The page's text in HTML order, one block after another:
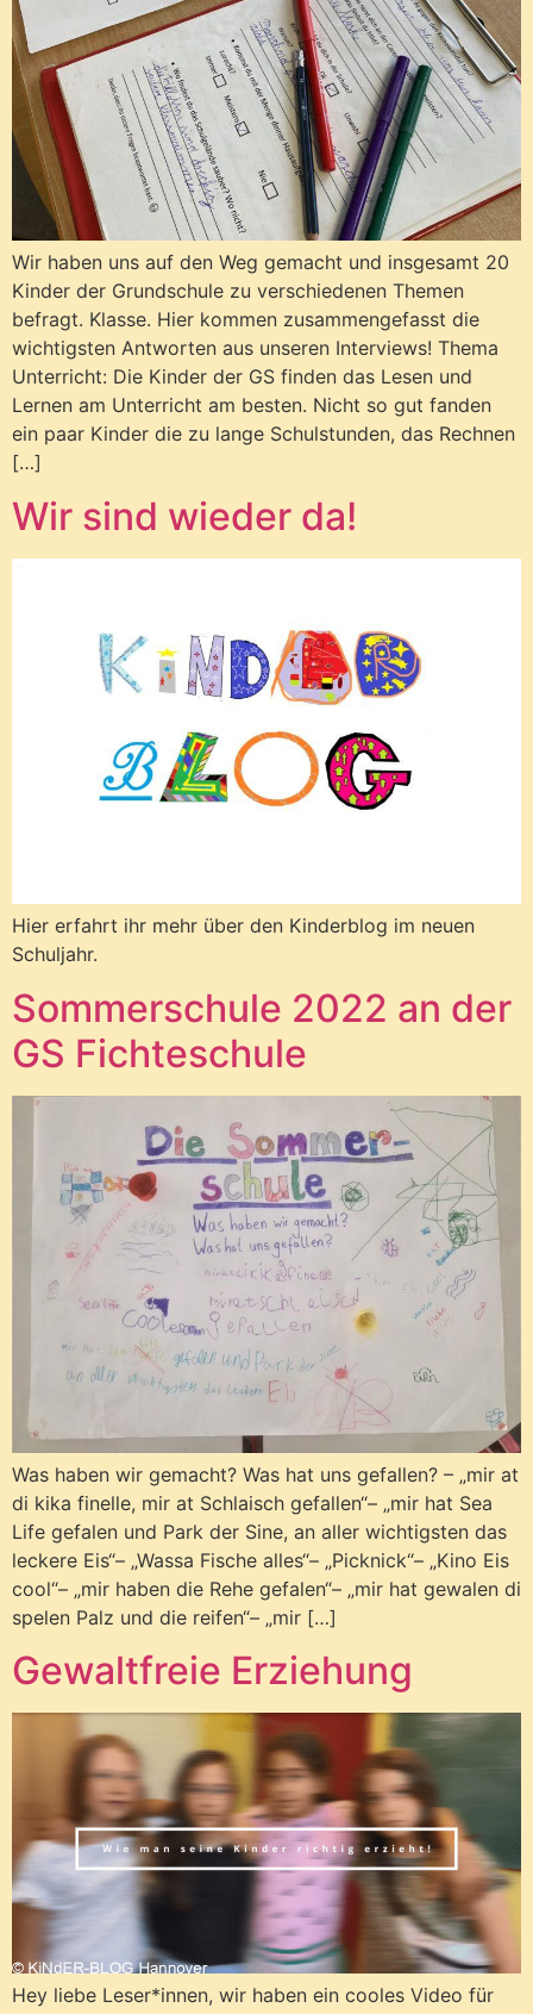
Wir haben uns auf den Weg gemacht und insgesamt 20
Kinder der Grundschule zu verschiedenen Themen
befragt. Klasse. Hier kommen zusammengefasst die
wichtigsten Antworten aus unseren Interviews! Thema
Unterricht: Die Kinder der GS finden das Lesen und
Lernen am Unterricht am besten. Nicht so gut fanden
ein paar Kinder die zu lange Schulstunden, das Rechnen
[…]
Wir sind wieder da!
Hier erfahrt ihr mehr über den Kinderblog im neuen
Schuljahr.
Sommerschule 2022 an der
GS Fichteschule
Was haben wir gemacht? Was hat uns gefallen? – „mir at
di kika finelle, mir at Schlaisch gefallen“– „mir hat Sea
Life gefalen und Park der Sine, an aller wichtigsten das
leckere Eis“– „Wassa Fische alles“– „Picknick“– „Kino Eis
cool“– „mir haben die Rehe gefalen“– „mir hat gewalen di
spelen Palz und die reifen“– „mir […]
Gewaltfreie Erziehung
Hey liebe Leser*innen, wir haben ein cooles Video für